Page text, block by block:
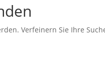
Verfeinern Sie Ihre